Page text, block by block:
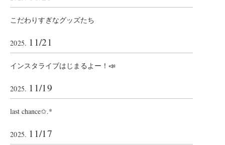
こだわりすぎなグッズたち
2025. 11/21
インスタライブはじまるよー！📣
2025. 11/19
last chance✩.*
2025. 11/17